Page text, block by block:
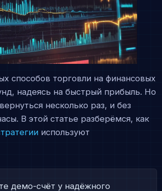
способов торговли на финансовых
надеясь на быстрый прибыль. Но
несколько раз, и без
В этой статье разберёмся, как
используют
демо-счёт у надёжного